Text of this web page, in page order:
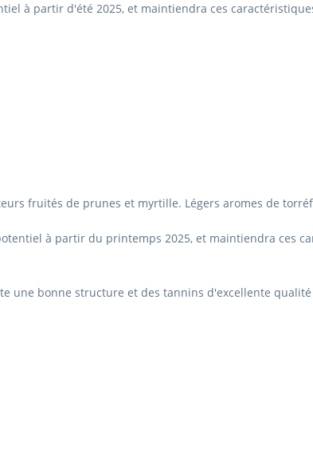
à partir d'été 2025, et maintiendra ces
fruités de prunes et myrtille. Légers aromes de
à partir du printemps 2025, et maintiendra ces
une bonne structure et des tannins d'excellente